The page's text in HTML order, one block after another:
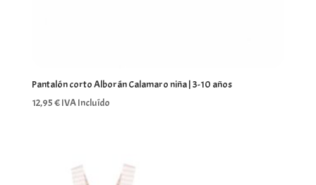
Pantalón corto Alborán Calamaro niña | 3-10 años
12,95€IVA Incluído